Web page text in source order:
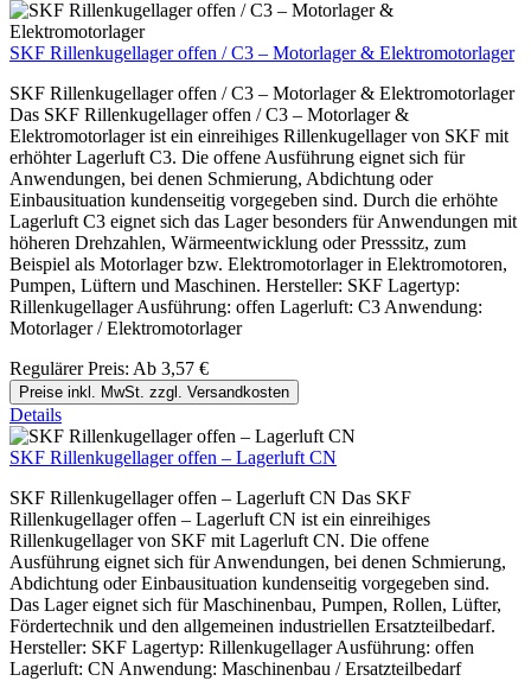
SKF Rillenkugellager offen / C3 – Motorlager & Elektromotorlager
SKF Rillenkugellager offen / C3 – Motorlager & Elektromotorlager
Das SKF Rillenkugellager offen / C3 – Motorlager &
Elektromotorlager ist ein einreihiges Rillenkugellager von SKF mit
erhöhter Lagerluft C3. Die offene Ausführung eignet sich für
Anwendungen, bei denen Schmierung, Abdichtung oder
Einbausituation kundenseitig vorgegeben sind. Durch die erhöhte
Lagerluft C3 eignet sich das Lager besonders für Anwendungen mit
höheren Drehzahlen, Wärmeentwicklung oder Presssitz, zum
Beispiel als Motorlager bzw. Elektromotorlager in Elektromotoren,
Pumpen, Lüftern und Maschinen. Hersteller: SKF Lagertyp:
Rillenkugellager Ausführung: offen Lagerluft: C3 Anwendung:
Motorlager / Elektromotorlager
Regulärer Preis: Ab 3,57 €
Preise inkl. MwSt. zzgl. Versandkosten
Details
SKF Rillenkugellager offen – Lagerluft CN
SKF Rillenkugellager offen – Lagerluft CN Das SKF
Rillenkugellager offen – Lagerluft CN ist ein einreihiges
Rillenkugellager von SKF mit Lagerluft CN. Die offene
Ausführung eignet sich für Anwendungen, bei denen Schmierung,
Abdichtung oder Einbausituation kundenseitig vorgegeben sind.
Das Lager eignet sich für Maschinenbau, Pumpen, Rollen, Lüfter,
Fördertechnik und den allgemeinen industriellen Ersatzteilbedarf.
Hersteller: SKF Lagertyp: Rillenkugellager Ausführung: offen
Lagerluft: CN Anwendung: Maschinenbau / Ersatzteilbedarf